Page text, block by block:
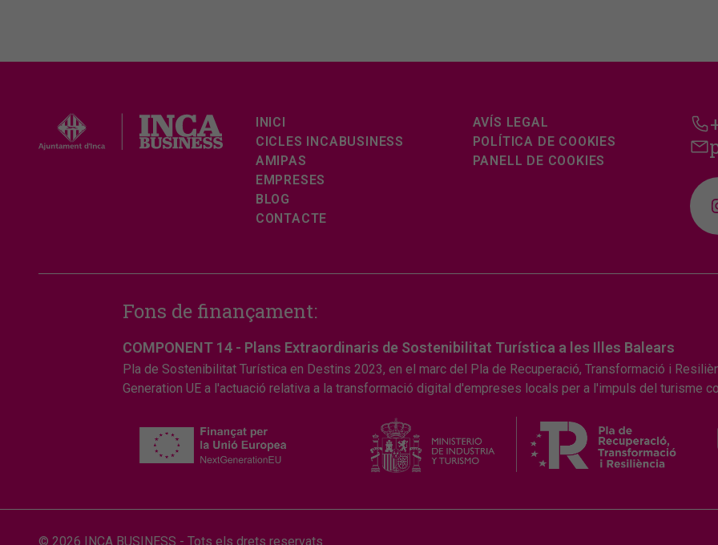
INICI
CICLES INCABUSINESS
AMIPAS
EMPRESES
BLOG
CONTACTE
AVÍS LEGAL
POLÍTICA DE COOKIES
PANELL DE COOKIES
Fons de finançament:
COMPONENT 14 - Plans Extraordinaris de Sostenibilitat Turística a les Illes Balears
Pla de Sostenibilitat Turística en Destins 2023, en el marc del Pla de Recuperació, Transformació i
Generation UE a l'actuació relativa a la transformació digital d'empreses locals per a l'impuls del turisme
© 2026 INCA BUSINESS - Tots els drets reservats